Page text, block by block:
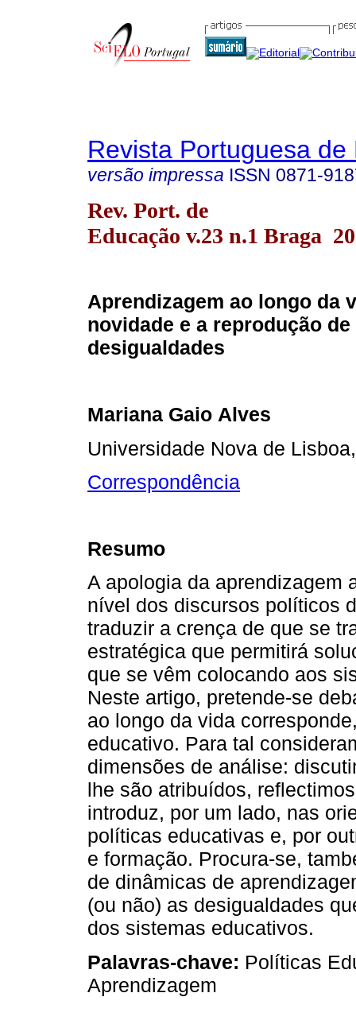
Revista Portuguesa de
versão impressa ISSN 0871-
Rev. Port. de
Educação v.23 n.1 Braga
Aprendizagem ao longo da
novidade e a reprodução
desigualdades
Mariana Gaio Alves
Universidade Nova de
Correspondência
Resumo
A apologia da aprendizagem
nível dos discursos políticos
traduzir a crença de que se
estratégica que permitirá
que se vêm colocando aos
Neste artigo, pretende-se
ao longo da vida
educativo. Para tal
dimensões de análise:
lhe são atribuídos,
introduz, por um lado, nas
políticas educativas e, por
e formação. Procura-se,
de dinâmicas de
(ou não) as desigualdades
dos sistemas educativos.
Palavras-chave: Políticas
Aprendizagem